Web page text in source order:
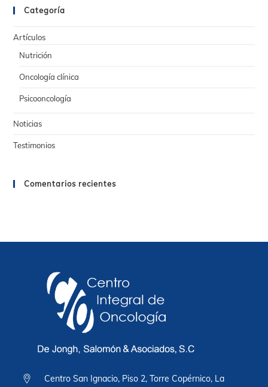
Categoría
Artículos
Nutrición
Oncología clínica
Psicooncología
Noticias
Testimonios
Comentarios recientes
Centro San Ignacio, Piso 2, Torre Copérnico, La